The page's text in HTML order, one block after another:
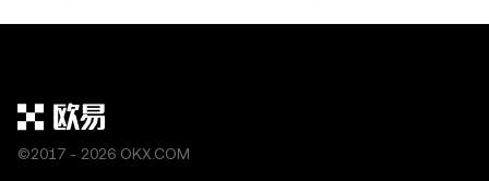
©2017 - 2026 OKX.COM